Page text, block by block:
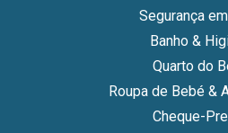
Segurança
Banho &
Quarto do
Roupa de Bebé &
Cheque-